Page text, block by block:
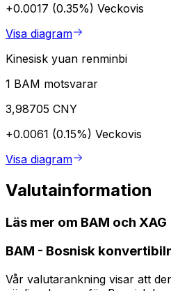
+0.0017 (0.35%) Veckovis
Visa diagram
Kinesisk yuan renminbi
1 BAM motsvarar
3,98705 CNY
+0.0061 (0.15%) Veckovis
Visa diagram
Valutainformation
Läs mer om BAM och XAG
BAM - Bosnisk
Vår valutarankning visar att